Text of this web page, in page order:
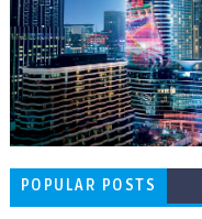
POPULAR POSTS